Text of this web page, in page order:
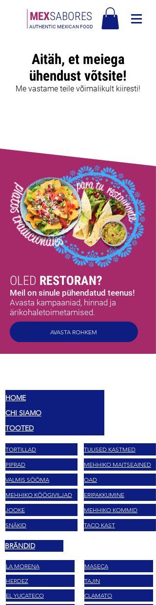
MEXSABORES
AUTHENTIC MEXICAN FOOD
Aitäh, et meiega
ühendust võtsite!
Me vastame teile võimalikult kiiresti!
OLED RESTORAN?
Meil on sinule pühendatud teenus!
Avasta kampaaniad, hinnad ja
ärikohaletoimetamised.
AVASTA ROHKEM
HOME
CHI SIAMO
TOOTED
TORTILLAD
PIPRAD
VALMIS SÖÖMA
MEHHIKO KÖÖGIVILJAD
JOOKE
SNÄKID
TULISED KASTMED
MEHHIKO MAITSEAINED
OAD
ERIPAKKUMINE
MEHHIKO KOMMID
TACO KAST
BRÄNDID
LA MORENA
HERDEZ
EL YUCATECO
MASECA
TAJIN
CLAMATO